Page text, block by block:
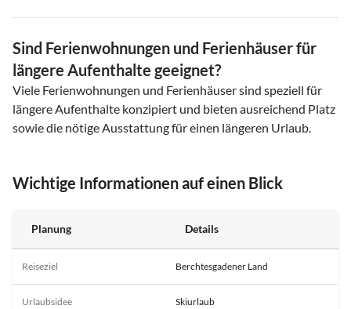
Sind Ferienwohnungen und Ferienhäuser für
längere Aufenthalte geeignet?
Viele Ferienwohnungen und Ferienhäuser sind speziell für
längere Aufenthalte konzipiert und bieten ausreichend Platz
sowie die nötige Ausstattung für einen längeren Urlaub.
Wichtige Informationen auf einen Blick
Planung Details
Reiseziel Berchtesgadener Land
Urlaubsidee Skiurlaub